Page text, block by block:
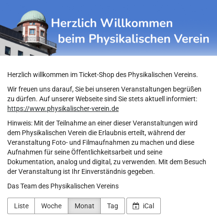
Haupt-
Inhalt
springen
Physikalischer
Verein
Herzlich willkommen im Ticket-Shop des Physikalischen Vereins.
Wir freuen uns darauf, Sie bei unseren Veranstaltungen begrüßen
zu dürfen. Auf unserer Webseite sind Sie stets aktuell informiert:
https://www.physikalischer-verein.de
Hinweis: Mit der Teilnahme an einer dieser Veranstaltungen wird
dem Physikalischen Verein die Erlaubnis erteilt, während der
Veranstaltung Foto- und Filmaufnahmen zu machen und diese
Aufnahmen für seine Öffentlichkeitsarbeit und seine
Dokumentation, analog und digital, zu verwenden. Mit dem Besuch
der Veranstaltung ist Ihr Einverständnis gegeben.
Das Team des Physikalischen Vereins
Liste Woche Monat Tag iCal